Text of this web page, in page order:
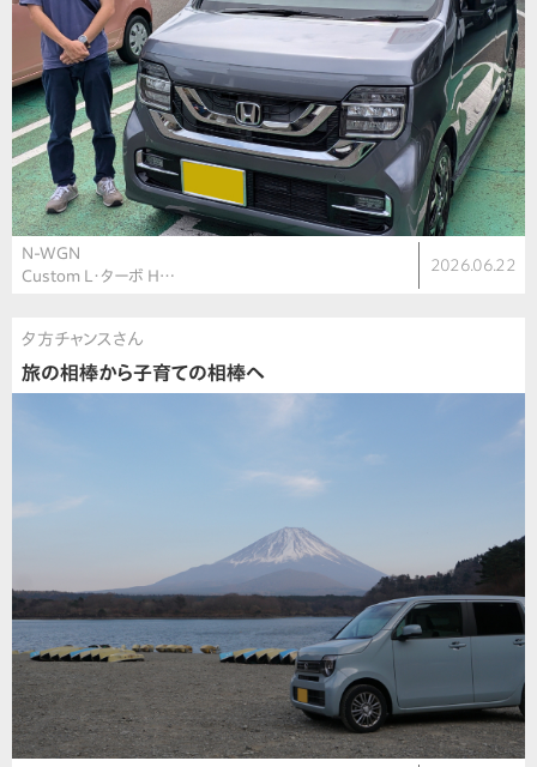
N-WGN
Custom L・ターボ H…
2026.06.22
夕方チャンスさん
旅の相棒から子育ての相棒へ